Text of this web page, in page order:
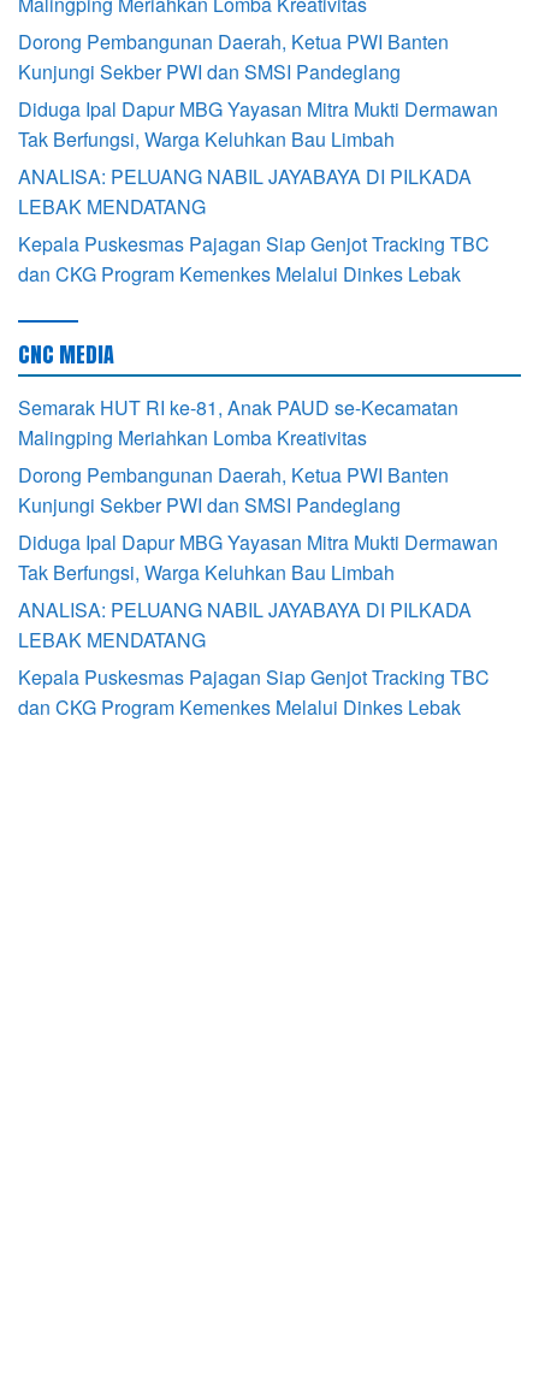
Dorong Pembangunan Daerah, Ketua PWI Banten
Kunjungi Sekber PWI dan SMSI Pandeglang
Diduga Ipal Dapur MBG Yayasan Mitra Mukti Dermawan
Tak Berfungsi, Warga Keluhkan Bau Limbah
ANALISA: PELUANG NABIL JAYABAYA DI PILKADA
LEBAK MENDATANG
Kepala Puskesmas Pajagan Siap Genjot Tracking TBC
dan CKG Program Kemenkes Melalui Dinkes Lebak
CNC MEDIA
Semarak HUT RI ke-81, Anak PAUD se-Kecamatan
Malingping Meriahkan Lomba Kreativitas
Dorong Pembangunan Daerah, Ketua PWI Banten
Kunjungi Sekber PWI dan SMSI Pandeglang
Diduga Ipal Dapur MBG Yayasan Mitra Mukti Dermawan
Tak Berfungsi, Warga Keluhkan Bau Limbah
ANALISA: PELUANG NABIL JAYABAYA DI PILKADA
LEBAK MENDATANG
Kepala Puskesmas Pajagan Siap Genjot Tracking TBC
dan CKG Program Kemenkes Melalui Dinkes Lebak